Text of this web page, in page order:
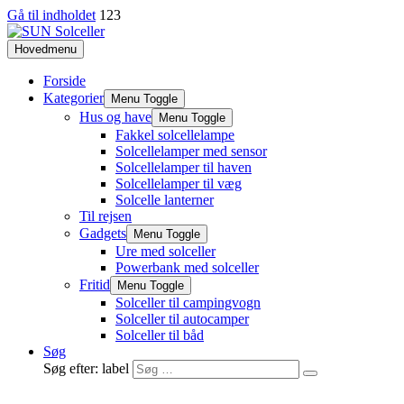
Gå til indholdet 123
Hovedmenu
Forside
Kategorier
Menu Toggle
Hus og have Menu Toggle
Fakkel solcellelampe
Solcellelamper med sensor
Solcellelamper til haven
Solcellelamper til væg
Solcelle lanterner
Til rejsen
Gadgets
Menu Toggle
Ure med solceller
Powerbank med solceller
Fritid
Menu Toggle
Solceller til campingvogn
Solceller til autocamper
Solceller til båd
Søg
Søg efter: label